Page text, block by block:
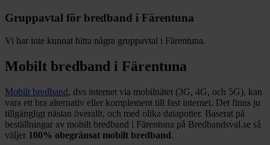
Gruppavtal för bredband i Färentuna
Vi har inte kunnat hitta några gruppavtal i Färentuna.
Mobilt bredband i Färentuna
Mobilt bredband, dvs internet via mobilnätet (3G, 4G, och 5G), kan
vara ett bra alternativ eller komplement till fast internet. Det finns ju
tillgängligt nästan överallt, och med olika datapotter. Baserat på
beställningar av mobilt bredband i Färentuna på Bredbandsval.se så
väljer 100% obegränsat mobilt bredband.